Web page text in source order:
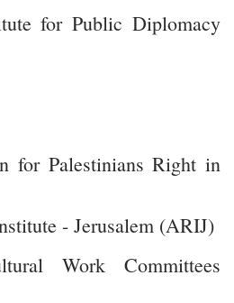
for Public Diplomacy
for Palestinians Right in
- Jerusalem (ARIJ)
Work Committees